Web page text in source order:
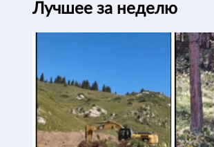
Лучшее за неделю